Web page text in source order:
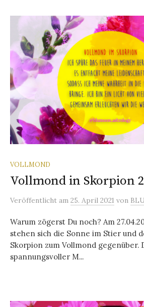
VOLLMOND
Vollmond in Skorpion
Veröffentlicht am 25. April 2021 von
Warum zögerst Du noch? Am
stehen sich die Sonne im Stier und
Skorpion zum Vollmond gegenüber.
spannungsvoller M...